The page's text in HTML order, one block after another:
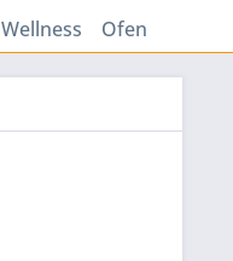
Wellness Ofen